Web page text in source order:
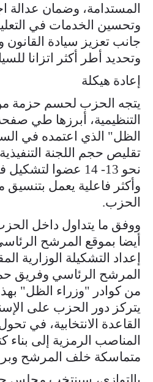
المستدامة، وضمان عدالة
وتحسين الخدمات في
جانب تعزيز سيادة القانون
وتحديد أطر أكثر اتزانا
إعادة هيكلة
يتجه الحزب لحسم حزمة من
التنظيمية، أبرزها طي
الظل" الذي اعتمده في
نحو 13- 14 عضوا
وأكثر فاعلية يعمل
الحزب.
ووفق ما يتداول داخل
أيضا بموقع المرشح
إعداد التشكيلة الوزارية
المرشح الرئاسي وفريق
من كوادر "وزراء الظل"
يتركز دور الحزب على
القاعدة الانتخابية، في
المناصب الرمزية إلى بناء
متماسكة خلف المرشح